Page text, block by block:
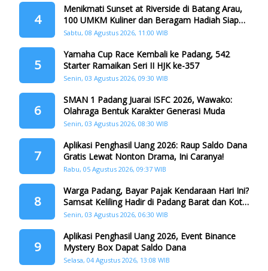
4
Menikmati Sunset at Riverside di Batang Arau,
100 UMKM Kuliner dan Beragam Hadiah Siap
Memanjakan Warga di Momen HJK Padang
Sabtu, 08 Agustus 2026, 11:00 WIB
5
Yamaha Cup Race Kembali ke Padang, 542
Starter Ramaikan Seri II HJK ke-357
Senin, 03 Agustus 2026, 09:30 WIB
6
SMAN 1 Padang Juarai ISFC 2026, Wawako:
Olahraga Bentuk Karakter Generasi Muda
Senin, 03 Agustus 2026, 08:30 WIB
7
Aplikasi Penghasil Uang 2026: Raup Saldo Dana
Gratis Lewat Nonton Drama, Ini Caranya!
Rabu, 05 Agustus 2026, 09:37 WIB
8
Warga Padang, Bayar Pajak Kendaraan Hari Ini?
Samsat Keliling Hadir di Padang Barat dan Koto
Tangah
Senin, 03 Agustus 2026, 06:30 WIB
9
Aplikasi Penghasil Uang 2026, Event Binance
Mystery Box Dapat Saldo Dana
Selasa, 04 Agustus 2026, 13:08 WIB